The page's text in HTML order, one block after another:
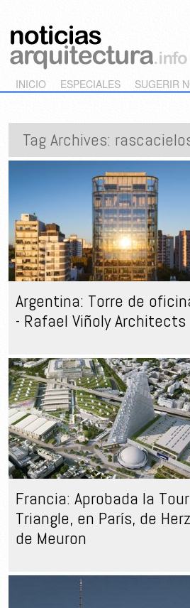
Main menu
Skip to primary content
Skip to secondary content
INICIO ESPECIALES SUGERIR
Tag Archives:
Argentina: Torre de
- Rafael Viñoly Architects
Francia: Aprobada la Tour
Triangle, en París, de
de Meuron